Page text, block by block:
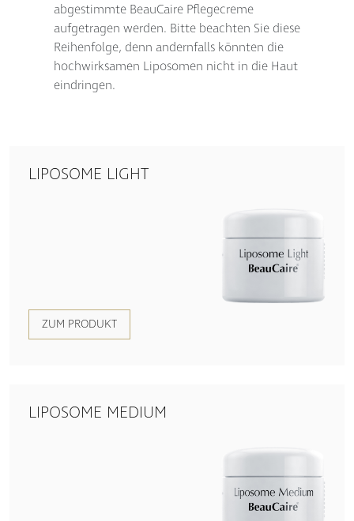
abgestimmte BeauCaire Pflegecreme
aufgetragen werden. Bitte beachten Sie diese
Reihenfolge, denn andernfalls könnten die
hochwirksamen Liposomen nicht in die Haut
eindringen.
LIPOSOME LIGHT
ZUM PRODUKT
LIPOSOME MEDIUM